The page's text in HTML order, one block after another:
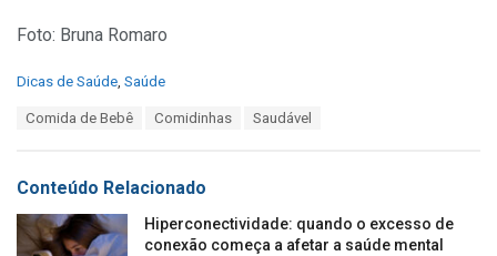
Foto: Bruna Romaro
C
o
r
i
e
Dicas de Saúde Saúde
:
Comida de Bebê Comidinhas Saudável
Conteúdo Relacionado
Hiperconectividade: quando o excesso de
conexão começa a afetar a saúde mental